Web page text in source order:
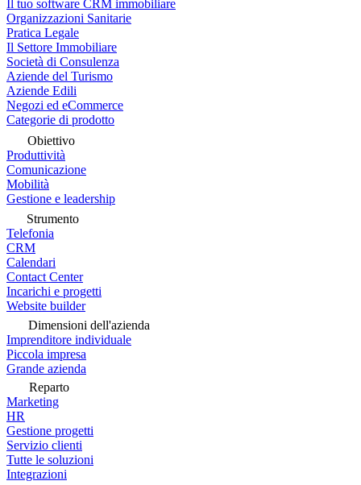
Il tuo software CRM immobiliare
Organizzazioni Sanitarie
Pratica Legale
Il Settore Immobiliare
Società di Consulenza
Aziende del Turismo
Aziende Edili
Negozi ed eCommerce
Categorie di prodotto
Obiettivo
Produttività
Comunicazione
Mobilità
Gestione e leadership
Strumento
Telefonia
CRM
Calendari
Contact Center
Incarichi e progetti
Website builder
Dimensioni dell'azienda
Imprenditore individuale
Piccola impresa
Grande azienda
Reparto
Marketing
HR
Gestione progetti
Servizio clienti
Tutte le soluzioni
Integrazioni